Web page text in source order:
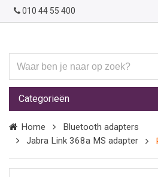
010 44 55 400
ben
je
naar
op
zoek?
Categorieën
Home
Bluetooth adapters
Jabra Link 368a MS adapter